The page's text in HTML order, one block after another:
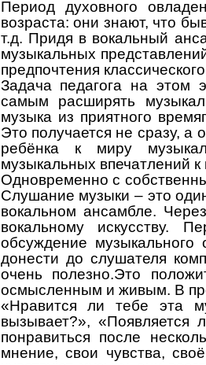
Период духовного
возраста: они знают, что
т.д. Придя в вокальный
музыкальных
предпочтения
Задача педагога на этом
самым расширять
музыка из приятного
Это получается не сразу,
ребёнка к миру
музыкальных впечатлений
Одновременно с
Слушание музыки – это
вокальном ансамбле.
вокальному искусству.
обсуждение
донести до слушателя
очень полезно.Это
осмысленным и живым. В
«Нравится ли тебе эта
вызывает?», «Появляется
понравиться после
мнение, свои чувства,